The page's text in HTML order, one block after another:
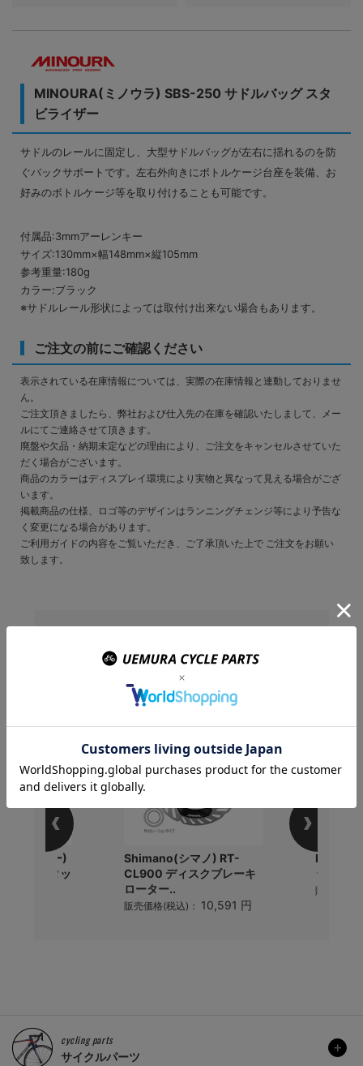
MINOURA(ミノウラ) SBS-250 サドルバッグ スタ
ビライザー
サドルのレールに固定し、大型サドルバッグが左右に揺れるのを防
ぐバックサポートです。左右外向きにボトルケージ台座を装備、お
好みのボトルケージ等を取り付けることも可能です。
付属品:3mmアーレンキー
サイズ:130mm×幅148mm×縦105mm
参考重量:180g
カラー:ブラック
※サドルレール形状によっては取付け出来ない場合もあります。
ご注文の前にご確認ください
表示されている在庫情報については、実際の在庫情報と連動しておりませ
ん。
ご注文頂きましたら、弊社および仕入先の在庫を確認いたしまして、メー
ルにてご連絡させて頂きます。
廃盤や欠品・納期未定などの理由により、ご注文をキャンセルさせていた
だく場合がございます。
商品のカラーはディスプレイ環境により実物と異なって見える場合がござ
います。
掲載商品の仕様、ロゴ等のデザインはランニングチェンジ等により予告な
く変更になる場合があります。
ご利用ガイドの内容をご覧いただき、ご了承頂いた上で ご注文をお願い
致します。
はこんな商品を買ってい
ます
レーサー)
ニワンタッ
Shimano(シマノ) RT-
CL900 ディスクブレーキ
ローター..
販売価格(税込)： 10,591 円
BBB
ップ
販売価格(
cycling parts
サイクルパーツ